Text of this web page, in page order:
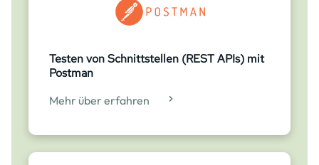
Testen von Schnittstellen (REST APIs) mit
Postman
Mehr über erfahren